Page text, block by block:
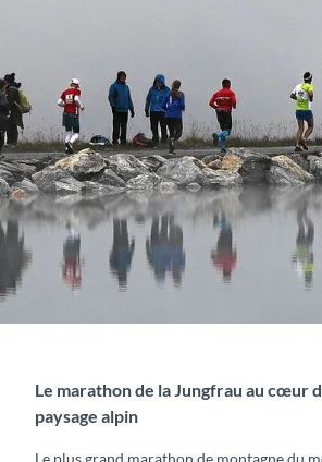
Le marathon de la Jungfrau au cœur
paysage alpin